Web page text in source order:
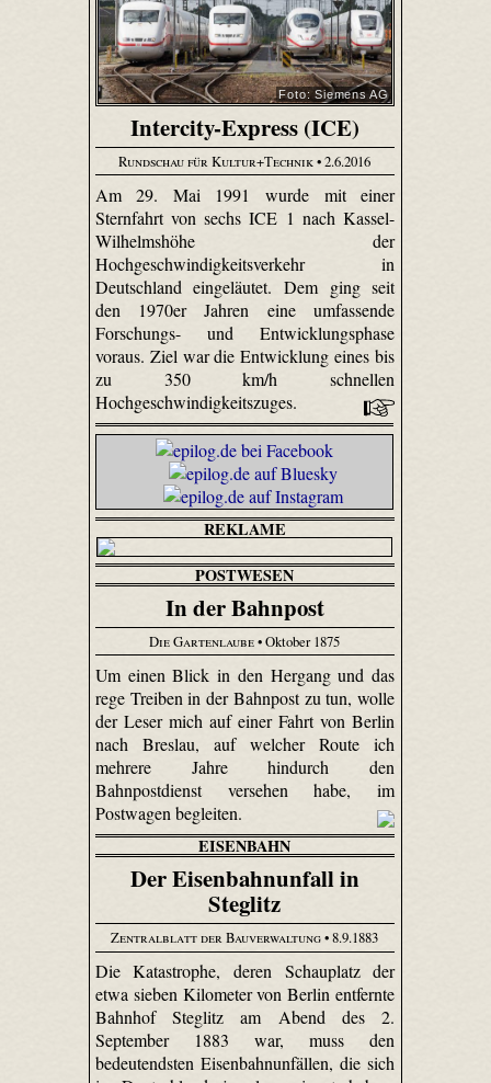
Foto: Siemens AG
Intercity-Express (ICE)
Rundschau für Kultur+Technik• 2.6.2016
Am 29. Mai 1991 wurde mit einer
Sternfahrt von sechs ICE 1 nach Kassel-
Wilhelmshöhe der
Hochgeschwindigkeitsverkehr in
Deutschland eingeläutet. Dem ging seit
den 1970er Jahren eine umfassende
Forschungs- und Entwicklungsphase
voraus. Ziel war die Entwicklung eines bis
zu 350 km/h schnellen
Hochgeschwindigkeitszuges.
REKLAME
POSTWESEN
In der Bahnpost
Die Gartenlaube• Oktober 1875
Um einen Blick in den Hergang und das
rege Treiben in der Bahnpost zu tun, wolle
der Leser mich auf einer Fahrt von Berlin
nach Breslau, auf welcher Route ich
mehrere Jahre hindurch den
Bahnpostdienst versehen habe, im
Postwagen begleiten.
EISENBAHN
Der Eisenbahnunfall in
Steglitz
Zentralblatt der Bauverwaltung• 8.9.1883
Die Katastrophe, deren Schauplatz der
etwa sieben Kilometer von Berlin entfernte
Bahnhof Steglitz am Abend des 2.
September 1883 war, muss den
bedeutendsten Eisenbahnunfällen, die sich